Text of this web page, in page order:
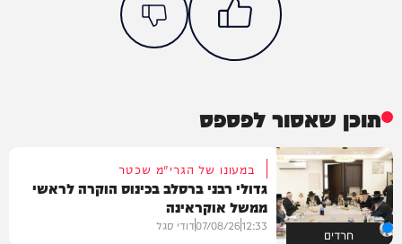
תוכן שאסור לפספס
חרדים
במעונו של הגרי"מ שכטר
גדולי רבני ברסלב בכינוס הוקרה לראשי
ממשל אוקראינה
12:33
07/08/26דודי סגל